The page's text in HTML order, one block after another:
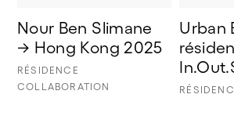
Nour Ben Slimane
→ Hong Kong 2025
RÉSIDENCE
COLLABORATION
Urban